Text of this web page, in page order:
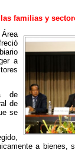
familias y
a
de
de
se
a bienes,